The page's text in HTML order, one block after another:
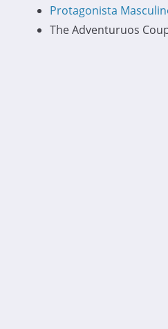
Protagonista
The Adventuruos